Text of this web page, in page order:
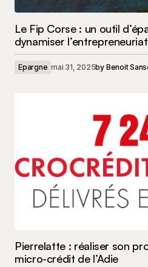
Le Fip Corse : un outil
dynamiser l’entrepreneuriat
Epargne mai 31, 2025by Benoit
Pierrelatte : réaliser son
micro-crédit de l’Adie